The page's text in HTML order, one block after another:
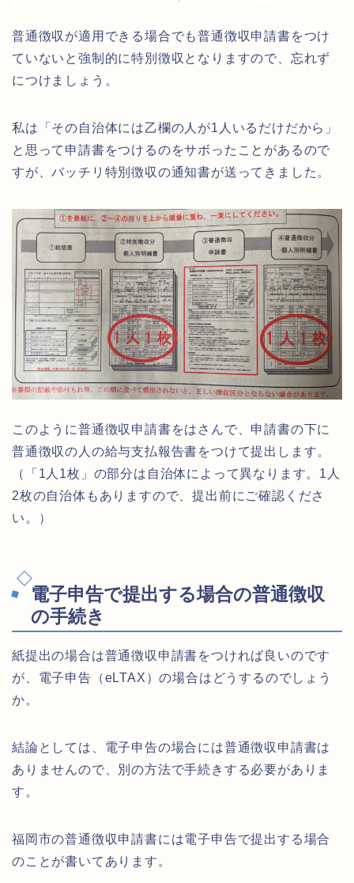
普通徴収が適用できる場合でも普通徴収申請書をつけ
ていないと強制的に特別徴収となりますので、忘れず
につけましょう。
私は「その自治体には乙欄の人が1人いるだけだから」
と思って申請書をつけるのをサボったことがあるので
すが、バッチリ特別徴収の通知書が送ってきました。
このように普通徴収申請書をはさんで、申請書の下に
普通徴収の人の給与支払報告書をつけて提出します。
（「1人1枚」の部分は自治体によって異なります。1人
2枚の自治体もありますので、提出前にご確認くださ
い。）
電子申告で提出する場合の普通徴収
の手続き
紙提出の場合は普通徴収申請書をつければ良いのです
が、電子申告（eLTAX）の場合はどうするのでしょう
か。
結論としては、電子申告の場合には普通徴収申請書は
ありませんので、別の方法で手続きする必要がありま
す。
福岡市の普通徴収申請書には電子申告で提出する場合
のことが書いてあります。